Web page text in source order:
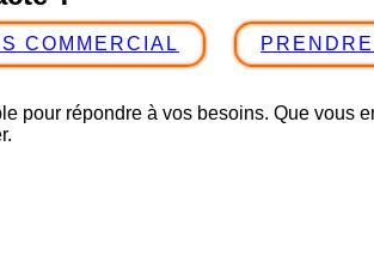
COMMERCIAL
pour répondre à vos besoins. Que vous